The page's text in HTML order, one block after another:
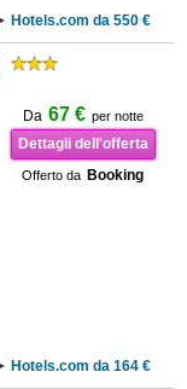
Hotels.com da 550 €
Da 67 € per notte
Dettagli dell'offerta
Offerto da Booking
Hotels.com da 164 €